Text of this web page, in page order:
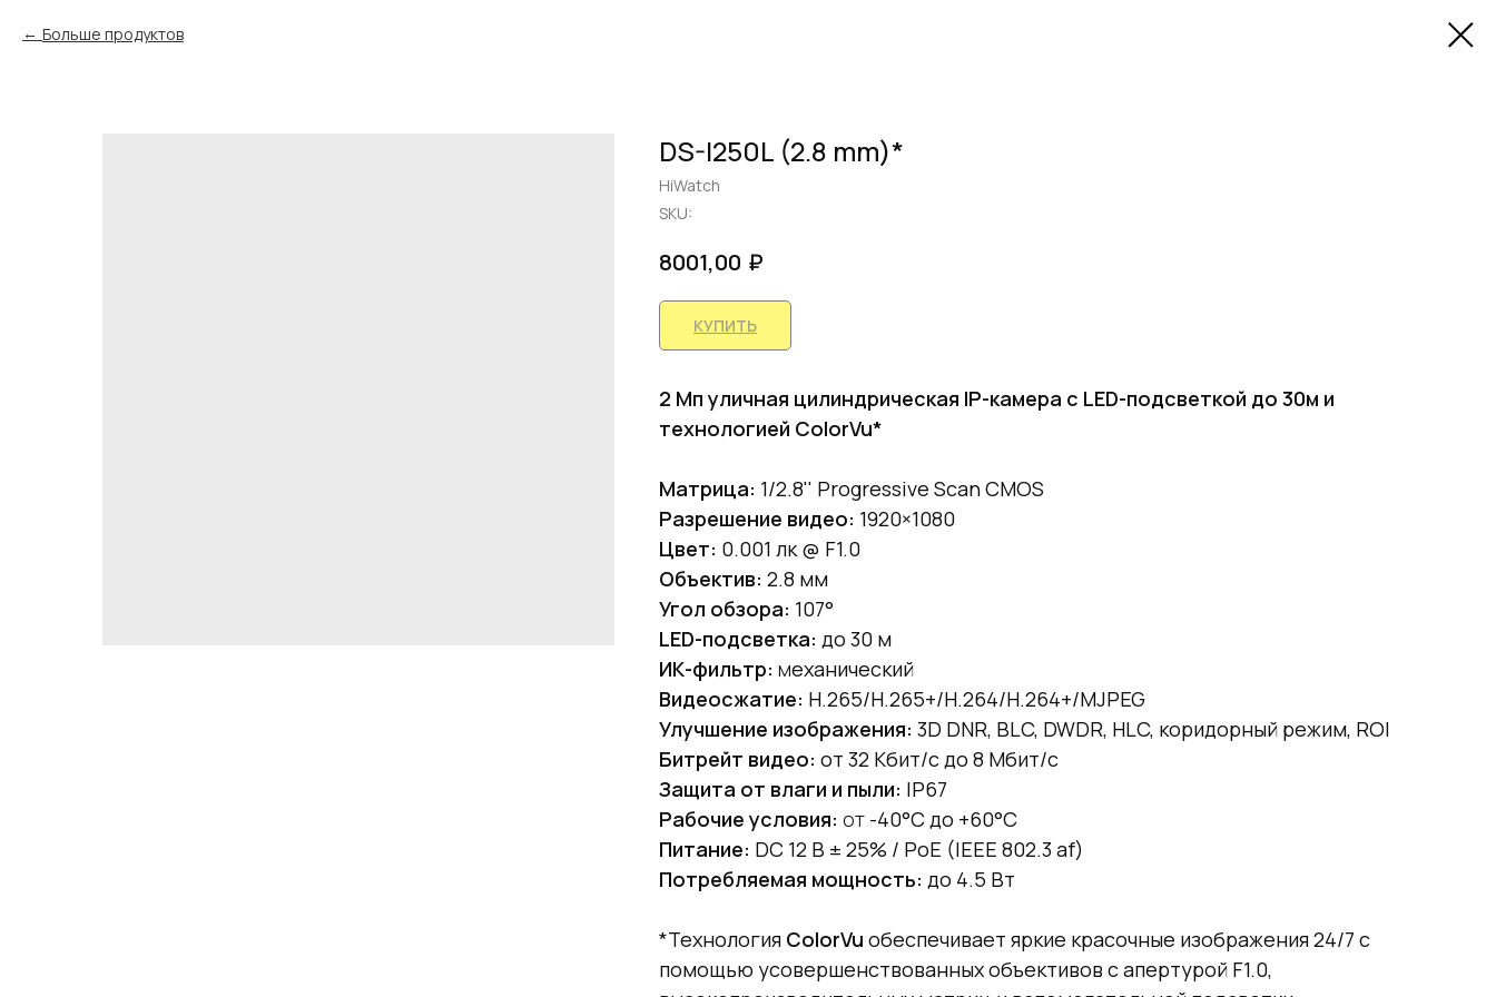
Больше продуктов
DS-I250L (2.8 mm)*
HiWatch
SKU:
8001,00 ₽
КУПИТЬ
2 Мп уличная цилиндрическая IP-камера с LED-подсветкой до 30м и
технологией ColorVu*
Матрица: 1/2.8'' Progressive Scan CMOS
Разрешение видео: 1920×1080
Цвет: 0.001 лк @ F1.0
Объектив: 2.8 мм
Угол обзора: 107°
LED-подсветка: до 30 м
ИК-фильтр: механический
Видеосжатие: H.265/H.265+/H.264/H.264+/MJPEG
Улучшение изображения: 3D DNR, BLC, DWDR, HLC, коридорный режим, ROI
Битрейт видео: от 32 Кбит/с до 8 Мбит/с
Защита от влаги и пыли: IP67
Рабочие условия: от -40°C до +60°C
Питание: DC 12 В ± 25% / PoE (IEEE 802.3 af)
Потребляемая мощность: до 4.5 Вт
*Технология ColorVu обеспечивает яркие красочные изображения 24/7 с
помощью усовершенствованных объективов с апертурой F1.0,